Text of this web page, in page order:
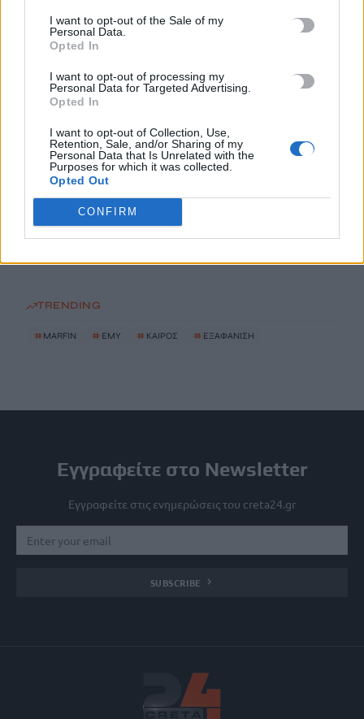
I want to opt-out of the Sale of my
Personal Data.
Opted In
I want to opt-out of processing my
Personal Data for Targeted Advertising.
Opted In
I want to opt-out of Collection, Use,
Retention, Sale, and/or Sharing of my
Personal Data that Is Unrelated with the
Purposes for which it was collected.
Opted Out
CONFIRM
Νέα χρηματοδότηση 1,5 εκατ. ευρώ για διαπλάτυνση του
Αγιοβασιλιώτικου Παραλιακού Δρόμου
6 Αυγούστου, 2026
Τι δείχνει η ιατροδικαστική εξέταση για τα αίτια θανάτου του
90χρονου που εντοπίστηκε μέσα σε καταψύκτη
6 Αυγούστου, 2026
Το Αρκαλοχώρι γιόρτασε τον Προστάτη και Πολιούχο του
6 Αυγούστου, 2026
TRENDING
# MARFIN # ΕΜΥ # ΚΑΙΡΟΣ # ΕΞΑΦΑΝΙΣΗ
Εγγραφείτε στο Newsletter
Εγγραφείτε στις ενημερώσεις του creta24.gr
SUBSCRIBE